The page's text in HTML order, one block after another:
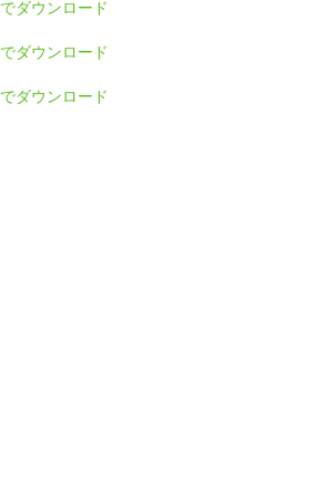
でダウンロード
でダウンロード
でダウンロード